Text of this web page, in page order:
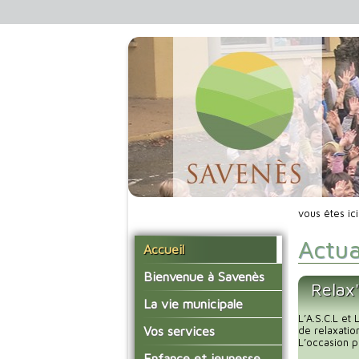
Accueil
Bienvenue à Savenès
Situer Savenès
Savenès en chiffre
L'histoire du village
La vie municipale
Vos élus
Les compte-rendus du
Vos services
La mairie
vous êtes
L’A.S.C.L
de
L’occasion